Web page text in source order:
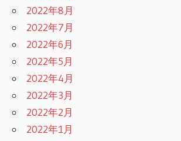
2022年8月
2022年7月
2022年6月
2022年5月
2022年4月
2022年3月
2022年2月
2022年1月